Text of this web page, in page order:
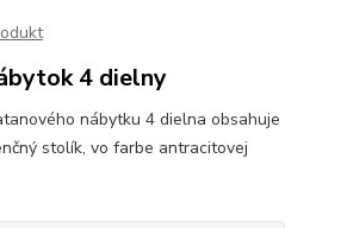
4 dielny
nábytku 4 dielna obsahuje
stolík, vo farbe antracitovej